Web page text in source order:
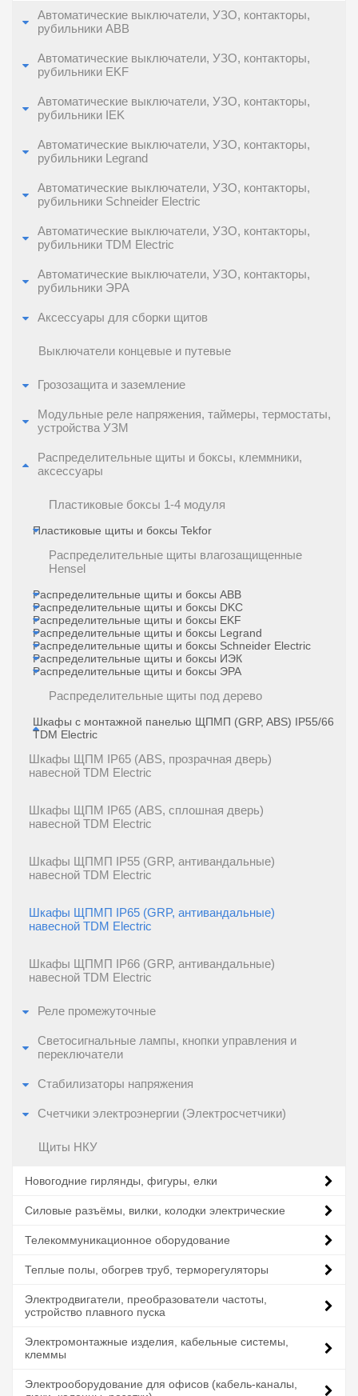
Автоматические выключатели, УЗО, контакторы,
рубильники ABB
Автоматические выключатели, УЗО, контакторы,
рубильники EKF
Автоматические выключатели, УЗО, контакторы,
рубильники IEK
Автоматические выключатели, УЗО, контакторы,
рубильники Legrand
Автоматические выключатели, УЗО, контакторы,
рубильники Schneider Electric
Автоматические выключатели, УЗО, контакторы,
рубильники TDM Electric
Автоматические выключатели, УЗО, контакторы,
рубильники ЭРА
Аксессуары для сборки щитов
Выключатели концевые и путевые
Грозозащита и заземление
Модульные реле напряжения, таймеры, термостаты,
устройства УЗМ
Распределительные щиты и боксы, клеммники,
аксессуары
Пластиковые боксы 1-4 модуля
Пластиковые щиты и боксы Tekfor
Распределительные щиты влагозащищенные
Hensel
Распределительные щиты и боксы ABB
Распределительные щиты и боксы DKC
Распределительные щиты и боксы EKF
Распределительные щиты и боксы Legrand
Распределительные щиты и боксы Schneider Electric
Распределительные щиты и боксы ИЭК
Распределительные щиты и боксы ЭРА
Распределительные щиты под дерево
Шкафы с монтажной панелью ЩПМП (GRP, ABS) IP55/66
TDM Electric
Шкафы ЩПМ IP65 (ABS, прозрачная дверь)
навесной TDM Electric
Шкафы ЩПМ IP65 (ABS, сплошная дверь)
навесной TDM Electric
Шкафы ЩПМП IP55 (GRP, антивандальные)
навесной TDM Electric
Шкафы ЩПМП IP65 (GRP, антивандальные)
навесной TDM Electric
Шкафы ЩПМП IP66 (GRP, антивандальные)
навесной TDM Electric
Реле промежуточные
Светосигнальные лампы, кнопки управления и
переключатели
Стабилизаторы напряжения
Счетчики электроэнергии (Электросчетчики)
Щиты НКУ
Новогодние гирлянды, фигуры, елки
Силовые разъёмы, вилки, колодки электрические
Телекоммуникационное оборудование
Теплые полы, обогрев труб, терморегуляторы
Электродвигатели, преобразователи частоты,
устройство плавного пуска
Электромонтажные изделия, кабельные системы,
клеммы
Электрооборудование для офисов (кабель-каналы,